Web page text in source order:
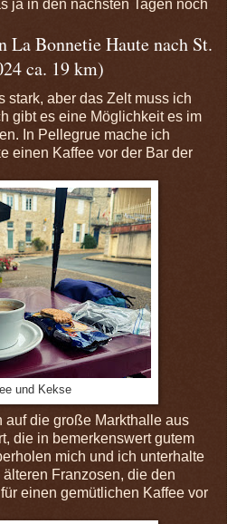
ja in den nächsten Tagen noch
La Bonnetie Haute nach St.
ca. 19 km)
stark, aber das Zelt muss ich
gibt es eine Möglichkeit es im
In Pellegrue mache ich
einen Kaffee vor der Bar der
und Kekse
die große Markthalle aus
die in bemerkenswert gutem
mich und ich unterhalte
Franzosen, die den
einen gemütlichen Kaffee vor